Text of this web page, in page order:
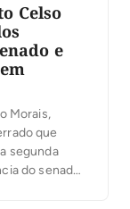
Celso
e
Morais,
que
segunda
do senador